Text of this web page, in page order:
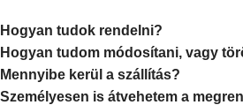
Hogyan tudok rendelni?
Hogyan tudom módosítani, vagy
Mennyibe kerül a szállítás?
Személyesen is átvehetem a